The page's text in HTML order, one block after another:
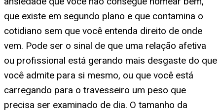
que existe em segundo plano e que contamina o
cotidiano sem que você entenda direito de onde
vem. Pode ser o sinal de que uma relação afetiva
ou profissional está gerando mais desgaste do que
você admite para si mesmo, ou que você está
carregando para o travesseiro um peso que
precisa ser examinado de dia. O tamanho da